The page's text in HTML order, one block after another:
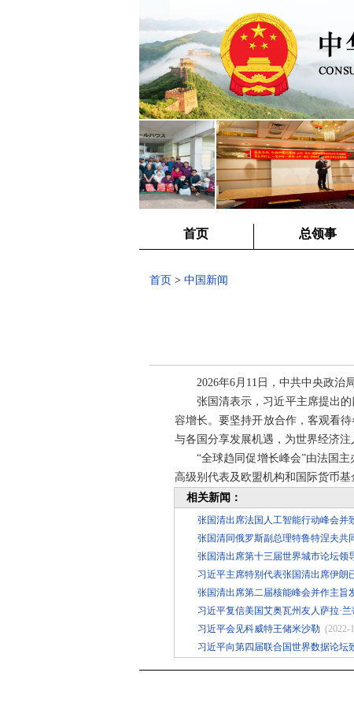
首页 总领事
首页 > 中国新闻
2026年6月11日，中共中央政治
张国清表示，习近平主席提出
容增长。要坚持开放合作，客观看
与各国分享发展机遇，为世界经济注
“全球趋同促增长峰会”由法国
高级别代表及欧盟机构和国际货币基
相关新闻：
张国清出席法国人工智能行动峰会并
张国清同俄罗斯副总理特鲁特涅夫共
张国清出席第十三届世界城市论坛领
习近平主席特别代表张国清出席伊朗
张国清出席第二届核能峰会并作主旨
习近平复信美国艾奥瓦州友人萨拉·
习近平会见科威特王储米沙勒 (2022-
习近平向第四届联合国世界数据论坛